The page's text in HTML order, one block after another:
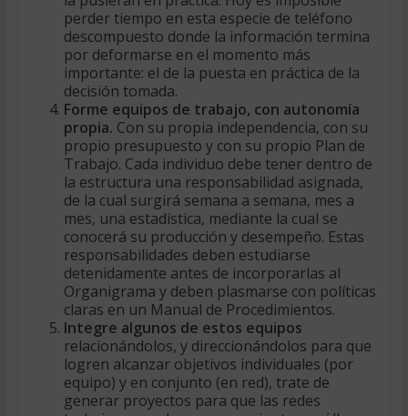
perder tiempo en esta especie de teléfono
descompuesto donde la información termina
por deformarse en el momento más
importante: el de la puesta en práctica de la
decisión tomada.
Forme equipos de trabajo, con autonomía
propia. Con su propia independencia, con su
propio presupuesto y con su propio Plan de
Trabajo. Cada individuo debe tener dentro de
la estructura una responsabilidad asignada,
de la cual surgirá semana a semana, mes a
mes, una estadística, mediante la cual se
conocerá su producción y desempeño. Estas
responsabilidades deben estudiarse
detenidamente antes de incorporarlas al
Organigrama y deben plasmarse con políticas
claras en un Manual de Procedimientos.
Integre algunos de estos equipos
relacionándolos, y direccionándolos para que
logren alcanzar objetivos individuales (por
equipo) y en conjunto (en red), trate de
generar proyectos para que las redes